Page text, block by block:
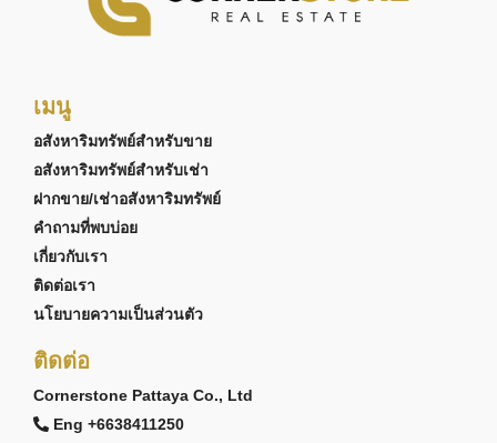
เมนู
อสังหาริมทรัพย์สำหรับขาย
อสังหาริมทรัพย์สำหรับเช่า
ฝากขาย/เช่าอสังหาริมทรัพย์
คำถามที่พบบ่อย
เกี่ยวกับเรา
ติดต่อเรา
นโยบายความเป็นส่วนตัว
ติดต่อ
Cornerstone Pattaya Co., Ltd
Eng +6638411250